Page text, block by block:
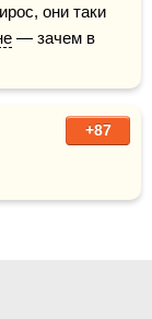
они таки
— зачем в
+87